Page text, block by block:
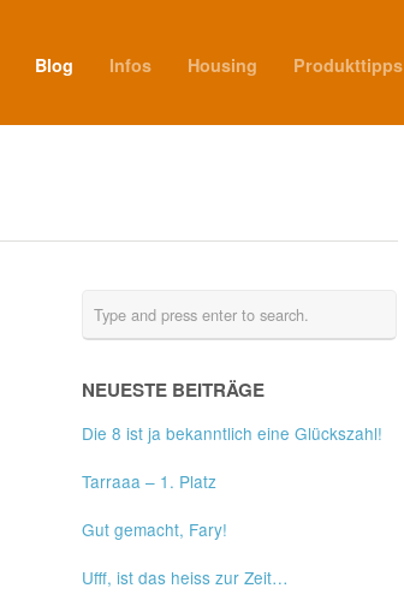
Blog Infos Housing Produkttipps
NEUESTE BEITRÄGE
Die 8 ist ja bekanntlich eine Glückszahl!
Tarraaa – 1. Platz
Gut gemacht, Fary!
Ufff, ist das heiss zur Zeit…